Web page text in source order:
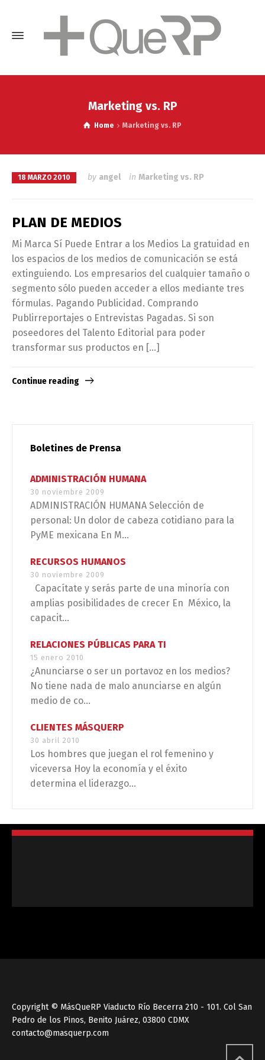
Marketing vs. RP
Home Marketing vs. RP
18 MARZO 2010 by angel in Marketing vs. RP
PLAN DE MEDIOS
Mi Marca Sí Puede Entrar a los Medios La gratuidad en
los espacios de los medios de comunicación se está
extinguiendo. Los empresarios del cualquier tamaño o
segmento sólo pueden acceder a ellos mediante tres
fórmulas. Pagando Publicidad. Comprando
Publirreportajes o Entrevistas Pagadas. Si son
poseedores del Talento Editorial para poder
transformar sus productos en […]
Continue reading
Boletines de Prensa
ADMINISTRACIÓN HUMANA
30 noviembre 2009
ADMINISTRACIÓN HUMANA Selección de
personal: Un dolor de cabeza cotidiano para la
PyME mexicana En M...
RECURSOS HUMANOS
30 noviembre 2009
Capacítate y serás parte de una minoría con
amplias posibilidades de crecer En México, la
capacit...
RELACIONES PÚBLICAS PARA TI
15 enero 2010
¿Anunciarse o ser un portavoz en los medios?
No tiene nada de malo anunciarse en algún
medio de co...
CLIENTES MÁSQUERP
30 abril 2010
Los hombres que juegan el rol femenino y
viceversa Hoy la economía y el éxito
determina el liderazgo...
Copyright © MásQueRP Viaducto Río Becerra 210 - 101. Col San
Pedro de los Pinos, Benito Juárez, 03800 CDMX
contacto@masquerp.com